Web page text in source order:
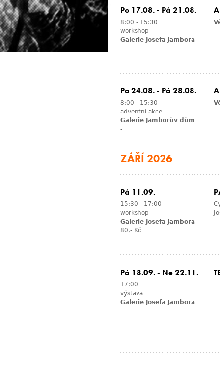
Po 17.08. - Pá 21.08.
8:00 - 15:30
workshop
Galerie Josefa Jambora
-
Po 24.08. - Pá 28.08.
8:00 - 15:30
adventní akce
Galerie Jamborův dům
-
ZÁŘÍ 2026
Pá 11.09.
15:30 - 17:00
workshop
Galerie Josefa Jambora
80,- Kč
Pá 18.09. - Ne 22.11.
17:00
výstava
Galerie Josefa Jambora
-